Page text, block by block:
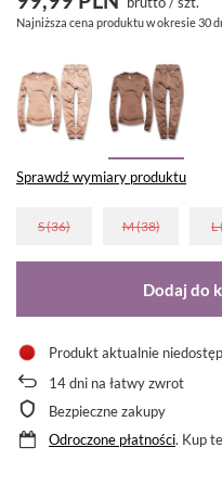
Najniższa cena produktu w okresie 30
Sprawdź wymiary produktu
S (36) M (38) L
Dodaj do
Produkt aktualnie
14dni na łatwy zwrot
Bezpieczne zakupy
Odroczone płatności. Kup